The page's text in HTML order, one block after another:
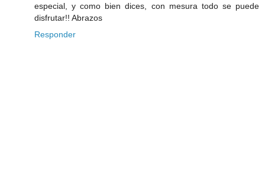
especial, y como bien dices, con mesura todo se puede
disfrutar!! Abrazos
Responder